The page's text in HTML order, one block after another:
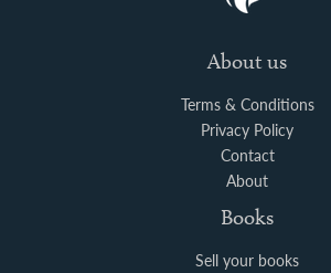
About us
Terms & Conditions
Privacy Policy
Contact
About
Books
Sell your books